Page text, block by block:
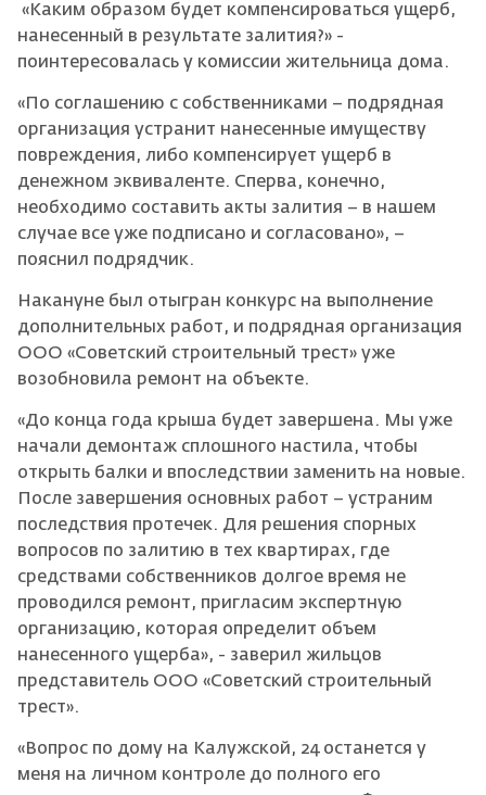
«Каким образом будет компенсироваться ущерб,
нанесенный в результате залития?» -
поинтересовалась у комиссии жительница дома.
«По соглашению с собственниками – подрядная
организация устранит нанесенные имуществу
повреждения, либо компенсирует ущерб в
денежном эквиваленте. Сперва, конечно,
необходимо составить акты залития – в нашем
случае все уже подписано и согласовано», –
пояснил подрядчик.
Накануне был отыгран конкурс на выполнение
дополнительных работ, и подрядная организация
ООО «Советский строительный трест» уже
возобновила ремонт на объекте.
«До конца года крыша будет завершена. Мы уже
начали демонтаж сплошного настила, чтобы
открыть балки и впоследствии заменить на новые.
После завершения основных работ – устраним
последствия протечек. Для решения спорных
вопросов по залитию в тех квартирах, где
средствами собственников долгое время не
проводился ремонт, пригласим экспертную
организацию, которая определит объем
нанесенного ущерба», - заверил жильцов
представитель ООО «Советский строительный
трест».
«Вопрос по дому на Калужской, 24 останется у
меня на личном контроле до полного его